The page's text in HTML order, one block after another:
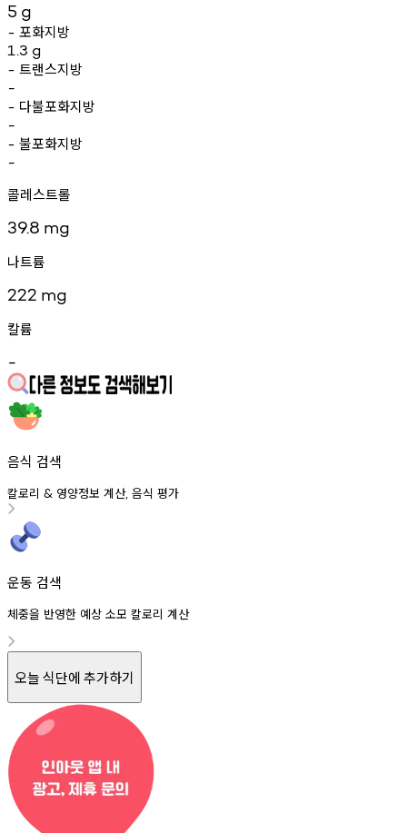
5 g
- 포화지방
1.3 g
- 트랜스지방
-
- 다불포화지방
-
- 불포화지방
-
콜레스트롤
39.8 mg
나트륨
222 mg
칼륨
-
음식 검색
칼로리 & 영양정보 계산, 음식 평가
운동 검색
체중을 반영한 예상 소모 칼로리 계산
오늘 식단에 추가하기